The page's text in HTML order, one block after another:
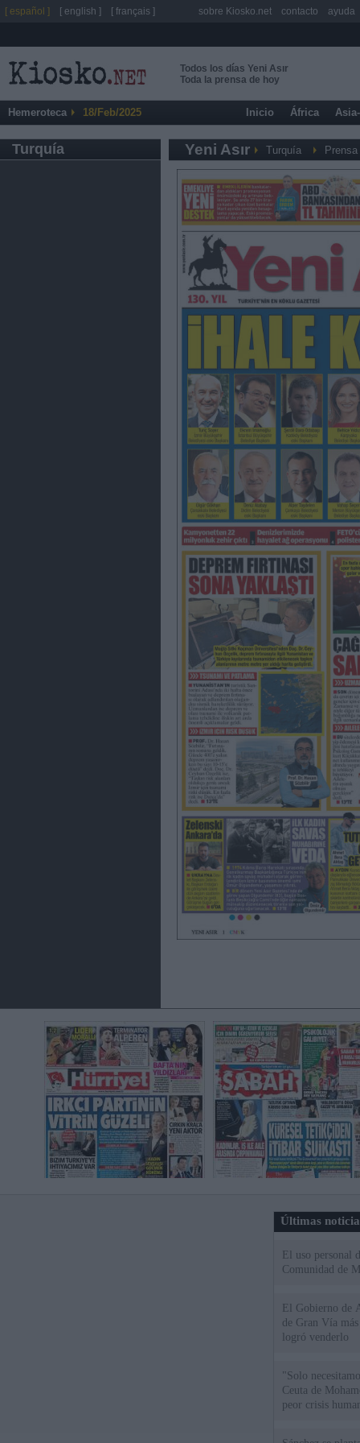
Todos los días Yeni Asır
Toda la prensa de hoy
Hemeroteca 18/Feb/2025 Inicio África
Turquía Yeni Asır Turquía
Últimas
El uso personal
Comunidad de
El Gobierno de
de Gran Vía
logró venderlo
"Solo
Ceuta de
peor crisis
[ español ] [ english ] [ français ] sobre Kiosko.net contacto ayuda